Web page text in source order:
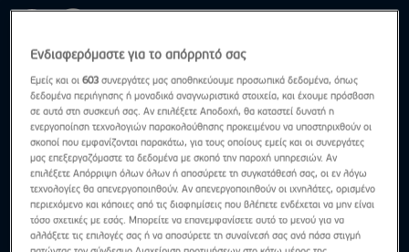
Ενδιαφερόμαστε για το απόρρητό σας
Εμείς και οι603 συνεργάτες μας αποθηκεύουμε προσωπικά δεδομένα, όπως
δεδομένα περιήγησης ή μοναδικά αναγνωριστικά στοιχεία, και έχουμε πρόσβαση
σε αυτά στη συσκευή σας. Αν επιλέξετε Αποδοχή, θα καταστεί δυνατή η
ενεργοποίηση τεχνολογιών παρακολούθησης προκειμένου να υποστηριχθούν οι
σκοποί που εμφανίζονται παρακάτω, για τους οποίους εμείς και οι συνεργάτες
μας επεξεργαζόμαστε τα δεδομένα με σκοπό την παροχή υπηρεσιών. Αν
επιλέξετε Απόρριψη όλων όλων ή αποσύρετε τη συγκατάθεσή σας, οι εν λόγω
τεχνολογίες θα απενεργοποιηθούν. Αν απενεργοποιηθούν οι ιχνηλάτες, ορισμένο
περιεχόμενο και κάποιες από τις διαφημίσεις που βλέπετε ενδέχεται να μην είναι
τόσο σχετικές με εσάς. Μπορείτε να επανεμφανίσετε αυτό το μενού για να
αλλάξετε τις επιλογές σας ή να αποσύρετε τη συναίνεσή σας ανά πάσα στιγμή